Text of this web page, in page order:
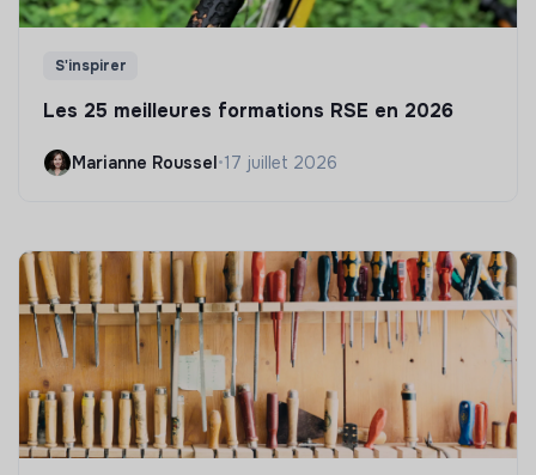
S'inspirer
Les 25 meilleures formations RSE en 2026
Marianne Roussel•17 juillet 2026